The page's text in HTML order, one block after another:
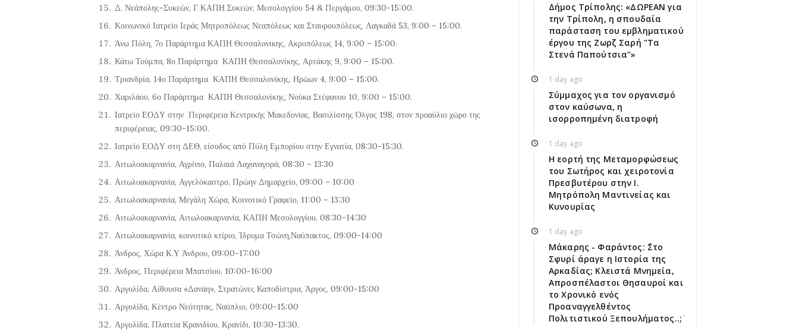
Δ. Νεάπολης-Συκεών, Γ ΚΑΠΗ Συκεών, Μεσολογγίου 54 & Περγάμου, 09:30-15:00.
Κοινωνικό Ιατρείο Ιεράς Μητροπόλεως Νεαπόλεως και Σταυρουπόλεως, Λαγκαδά 53, 9:00 – 15:00.
Άνω Πόλη, 7ο Παράρτημα ΚΑΠΗ Θεσσαλονικης, Ακροπόλεως 14, 9:00 – 15:00.
Κάτω Τούμπα, 8ο Παράρτημα ΚΑΠΗ Θεσσαλονίκης, Αρτάκης 9, 9:00 – 15:00.
Τριανδρία, 14ο Παράρτημα ΚΑΠΗ Θεσσαλονίκης, Ηρώων 4, 9:00 – 15:00.
Χαριλάου, 6ο Παράρτημα ΚΑΠΗ Θεσσαλονίκης, Νούκα Στέφανου 10, 9:00 – 15:00.
Ιατρείο ΕΟΔΥ στην Περιφέρεια Κεντρικής Μακεδονίας, Βασιλίσσης Όλγας 198, στον προαύλιο χώρο της
περιφέρειας, 09:30-15:00.
Ιατρείο ΕΟΔΥ στη ΔΕΘ, είσοδος από Πύλη Εμπορίου στην Εγνατία, 08:30-15:30.
Αιτωλοακαρνανία, Αγρίνιο, Παλαιά Λαχαναγορά, 08:30 – 13:30
Αιτωλοακαρνανία, Αγγελόκαστρο, Πρώην Δημαρχείο, 09:00 – 10:00
Αιτωλοακαρνανία, Μεγάλη Χώρα, Κοινοτικό Γραφείο, 11:00 – 13:30
Αιτωλοακαρνανία, Αιτωλοακαρνανία, ΚΑΠΗ Μεσολογγίου, 08:30-14:30
Αιτωλοακαρνανία, κοινοτικό κτίριο, Ίδρυμα Τσώνη,Ναύπακτος, 09:00-14:00
Άνδρος, Χώρα Κ.Υ Άνδρου, 09:00-17:00
Άνδρος, Περιφέρεια Μπατσίου, 10:00-16:00
Αργολίδα, Αίθουσα «Δανάη», Στρατώνες Καποδίστρια, Άργος, 09:00-15:00
Αργολίδα, Κέντρο Νεότητας, Ναύπλιο, 09:00-15:00
Αργολίδα, Πλατεία Κρανιδίου, Κρανίδι, 10:30-13:30,
Δήμος Τρίπολης: «ΔΩΡΕΑΝ για
την Τρίπολη, η σπουδαία
παράσταση του εμβληματικού
έργου της Ζωρζ Σαρή "Τα
Στενά Παπούτσια"»
1 day ago
Σύμμαχος για τον οργανισμό
στον καύσωνα, η
ισορροπημένη διατροφή
1 day ago
Η εορτή της Μεταμορφώσεως
του Σωτήρος και χειροτονία
Πρεσβυτέρου στην Ι.
Μητρόπολη Μαντινείας και
Κυνουρίας
1 day ago
Μάκαρης - Φαράντος: ΄΄Στο
Σφυρί άραγε η Ιστορία της
Αρκαδίας; Κλειστά Μνημεία,
Απροσπέλαστοι Θησαυροί και
το Χρονικό ενός
Προαναγγελθέντος
Πολιτιστικού Ξεπουλήματος..;΄΄